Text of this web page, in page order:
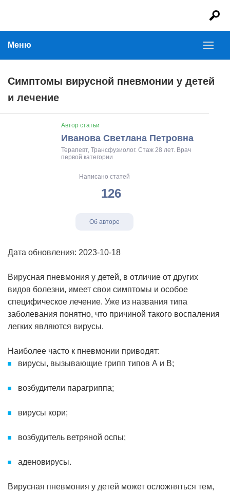
Меню
Симптомы вирусной пневмонии у детей
и лечение
Автор статьи
Иванова Светлана Петровна
Терапевт, Трансфузиолог. Стаж 28 лет. Врач
первой категории
Написано статей
126
Об авторе
Дата обновления: 2023-10-18
Вирусная пневмония у детей, в отличие от других
видов болезни, имеет свои симптомы и особое
специфическое лечение. Уже из названия типа
заболевания понятно, что причиной такого воспаления
легких являются вирусы.
Наиболее часто к пневмонии приводят:
вирусы, вызывающие грипп типов А и В;
возбудители парагриппа;
вирусы кори;
возбудитель ветряной оспы;
аденовирусы.
Вирусная пневмония у детей может осложняться тем,